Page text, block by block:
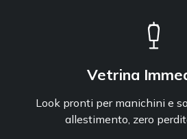
Vetrina
Look pronti per manichini e
allestimento, zero